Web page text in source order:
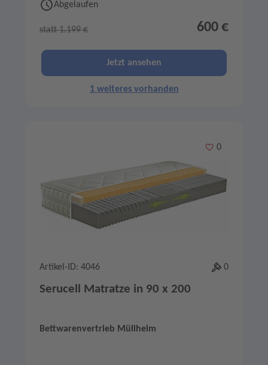
Abgelaufen
statt 1.199 € 600 €
Jetzt ansehen
1 weiteres vorhanden
Merken
0
Artikel-ID: 4046 0
Serucell Matratze in 90 x 200
Bettwarenvertrieb Müllheim